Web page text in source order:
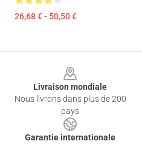
26,68 € - 50,50 €
Livraison mondiale
Nous livrons dans plus de 200
pays
Garantie internationale